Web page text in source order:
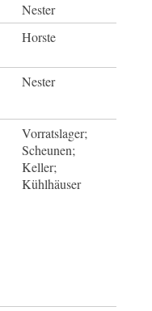
Nester
Horste
Nester
Vorratslager;
Scheunen;
Keller;
Kühlhäuser